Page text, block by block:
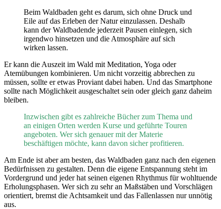
Beim Waldbaden geht es darum, sich ohne Druck und
Eile auf das Erleben der Natur einzulassen. Deshalb
kann der Waldbadende jederzeit Pausen einlegen, sich
irgendwo hinsetzen und die Atmosphäre auf sich
wirken lassen.
Er kann die Auszeit im Wald mit Meditation, Yoga oder
Atemübungen kombinieren. Um nicht vorzeitig abbrechen zu
müssen, sollte er etwas Proviant dabei haben. Und das Smartphone
sollte nach Möglichkeit ausgeschaltet sein oder gleich ganz daheim
bleiben.
Inzwischen gibt es zahlreiche Bücher zum Thema und
an einigen Orten werden Kurse und geführte Touren
angeboten. Wer sich genauer mit der Materie
beschäftigen möchte, kann davon sicher profitieren.
Am Ende ist aber am besten, das Waldbaden ganz nach den eigenen
Bedürfnissen zu gestalten. Denn die eigene Entspannung steht im
Vordergrund und jeder hat seinen eigenen Rhythmus für wohltuende
Erholungsphasen. Wer sich zu sehr an Maßstäben und Vorschlägen
orientiert, bremst die Achtsamkeit und das Fallenlassen nur unnötig
aus.